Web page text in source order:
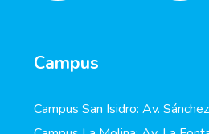
Campus
Campus San Isidro: Av.